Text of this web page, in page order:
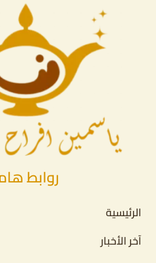
روابط
الرئيسية
آخر الأخبار